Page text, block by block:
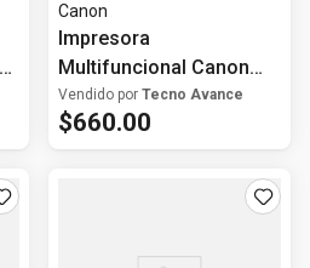
Canon
Impresora
Multifuncional Canon
MAXIFY GX6110 WiFi
Tinta Continua Dúplex
ADF Ethernet
Vendido por Tecno Avance
$660.00